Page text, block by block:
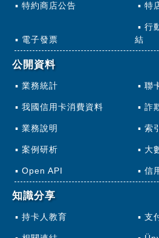
特約商店公告 特
電子發票
行
結
公開資料
業務統計 聯
我國信用卡消費資料 詐
業務說明 索
案例研析 大
Open API 信
知識分享
持卡人教育 支